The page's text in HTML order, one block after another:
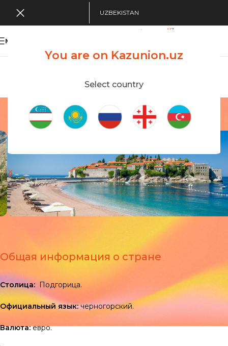
You are on Kazunion.uz
Select country
UZBEKISTAN
MENU
Montenegro
Home/Montenegro
Общая информация о стране
Столица:Подгорица.
Официальный язык:черногорский.
Валюта:евро.